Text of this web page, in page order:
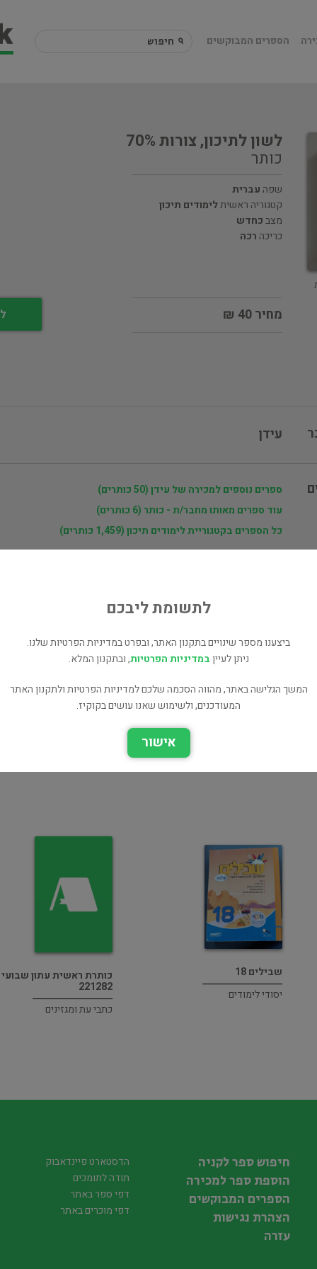
הספרים המבוקשים
לשון לתיכון, צורות 70%
כותר
שפה עברית
קטגוריה ראשיתלימודים תיכון
מצבכחדש
כריכה רכה
מחיר 40 ₪
עידן
ספרים נוספים למכירה של עידן (50 כותרים)
עוד ספרים מאותו מחבר/ת - כותר (6 כותרים)
כל הספרים בקטגוריית לימודים תיכון (1,459 כותרים)
שבילים 18
יסודי לימודים
כותרת ראשית עתון שבועי
221282
כתבי עת ומגזינים
לתשומת ליבכם
ביצענו מספר שינויים בתקנון האתר, ובפרט במדיניות הפרטיות שלנו.
ניתן לעייןבמדיניות הפרטיות, ובתקנון המלא.
המשך הגלישה באתר, מהווה הסכמה שלכם למדיניות הפרטיות ולתקנון האתר
המעודכנים, ולשימוש שאנו עושים בקוקיז.
אישור
חיפוש ספר לקניה
הוספת ספר למכירה
הספרים המבוקשים
הצהרת נגישות
עזרה
הדסטארט פיינדאבוק
תודה לתומכים
דפי ספר באתר
דפי מוכרים באתר